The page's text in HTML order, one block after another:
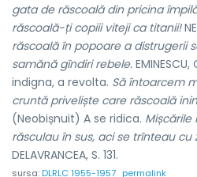
gata de răscoală din pricina
răscoală-ți copiii viteji ca titanii!
răscoală în popoare a distrugerii
samănă gîndiri rebele. EMINESCU,
indigna, a revolta. Să întoarcem
cruntă priveliște care răscoală
(Neobișnuit) A se ridica. Mișcările
răsculau în sus, aci se trînteau
DELAVRANCEA, S. 131.
sursa:DLRLC 1955-1957 permalink